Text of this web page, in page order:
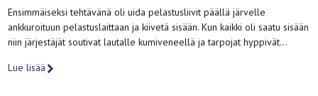
Ensimmäiseksi tehtävänä oli uida pelastusliivit päällä järvelle
ankkuroituun pelastuslaittaan ja kiivetä sisään. Kun kaikki oli saatu sisään
niin järjestäjät soutivat lautalle kumiveneellä ja tarpojat hyppivät…
Lue lisää